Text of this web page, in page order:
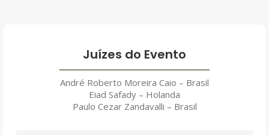
Juízes do Evento
André Roberto Moreira Caio – Brasil
Eiad Safady – Holanda
Paulo Cezar Zandavalli – Brasil